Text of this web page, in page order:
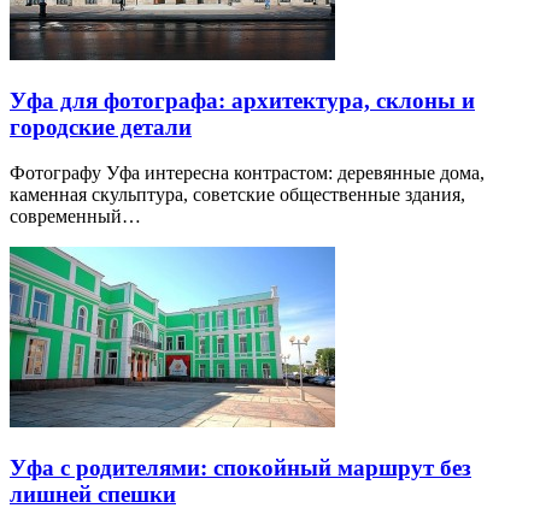
Уфа для фотографа: архитектура, склоны и
городские детали
Фотографу Уфа интересна контрастом: деревянные дома,
каменная скульптура, советские общественные здания,
современный…
Уфа с родителями: спокойный маршрут без
лишней спешки